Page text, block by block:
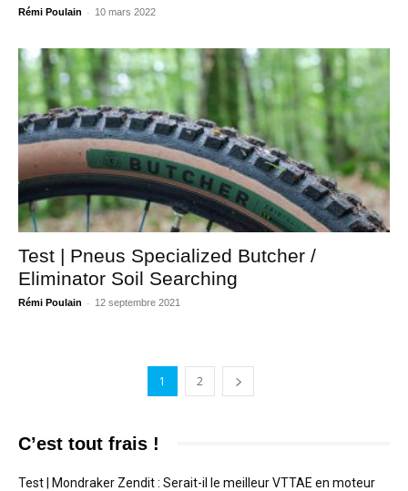
Rémi Poulain - 10 mars 2022
Test | Pneus Specialized Butcher /
Eliminator Soil Searching
Rémi Poulain - 12 septembre 2021
1 2
C’est tout frais !
Test | Mondraker Zendit : Serait-il le meilleur VTTAE en moteur